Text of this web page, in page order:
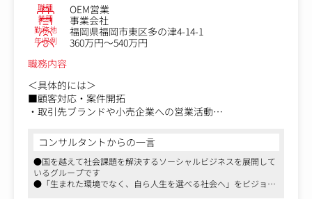
職種 OEM営業
業種 事業会社
勤務地 福岡県福岡市東区多の津4-14-1
年収例
360万円～540万円
職務内容
＜具体的には＞
■顧客対応・案件開拓
・取引先ブランドや小売企業への営業活動
・既存取引先との関係構築・リピート受注のフォロー
・顧客の要望ヒアリング
「どんな商品をつくりたいか」「納期・数量・価格」な
どの条件を確認
ターゲット層や販売チャネルを理解し、提案内容に反映
コンサルタントからの一言
●国を越えて社会課題を解決するソーシャルビジネスを展開して
いるグループです
●「生まれた環境でなく、自ら人生を選べる社会へ」をビジョン